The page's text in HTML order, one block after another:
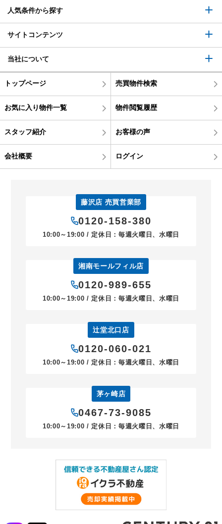
人気条件から探す
サイトコンテンツ
当社について
トップページ 売買物件検索
お気に入り物件一覧 物件閲覧履歴
スタッフ紹介 お客様の声
会社概要 ログイン
藤沢店 売買営業部
0120-158-380
10:00～19:00 / 定休日：毎週火曜日、水曜日
湘南モールフィル店
0120-989-655
10:00～19:00 / 定休日：毎週火曜日、水曜日
辻堂北口店
0120-060-021
10:00～19:00 / 定休日：毎週火曜日、水曜日
茅ヶ崎店
0467-73-9085
10:00～19:00 / 定休日：毎週火曜日、水曜日